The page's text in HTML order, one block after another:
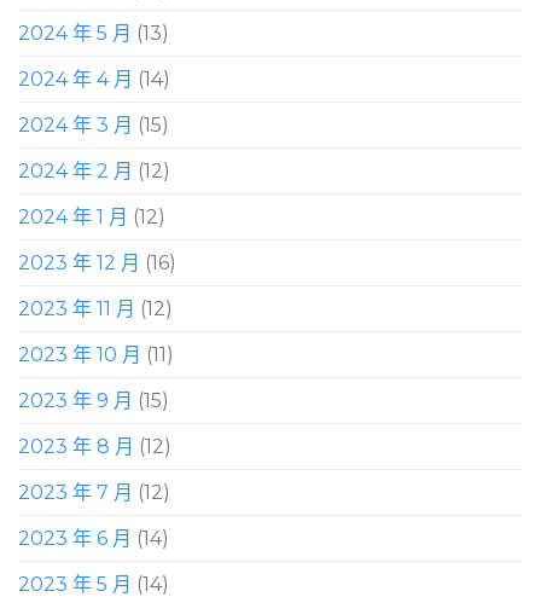
2024 年 5 月 (13)
2024 年 4 月 (14)
2024 年 3 月 (15)
2024 年 2 月 (12)
2024 年 1 月 (12)
2023 年 12 月 (16)
2023 年 11 月 (12)
2023 年 10 月 (11)
2023 年 9 月 (15)
2023 年 8 月 (12)
2023 年 7 月 (12)
2023 年 6 月 (14)
2023 年 5 月 (14)